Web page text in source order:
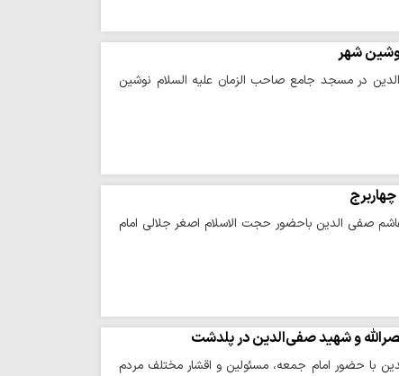
شهر
در مسجد جامع صاحب الزمان علیه السلام نوشین
صفی الدین باحضور حجت الاسلام اصغر جلالی امام
و شهید صفی‌الدین در پلدشت
با حضور امام جمعه، مسئولین و اقشار مختلف مردم